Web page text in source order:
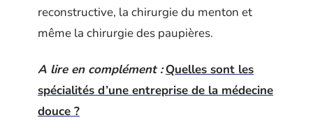
reconstructive, la chirurgie du menton et
même la chirurgie des paupières.
A lire en complément : Quelles sont les
spécialités d’une entreprise de la médecine
douce ?